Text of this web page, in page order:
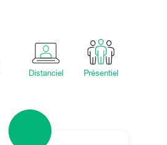
Distanciel Présentiel